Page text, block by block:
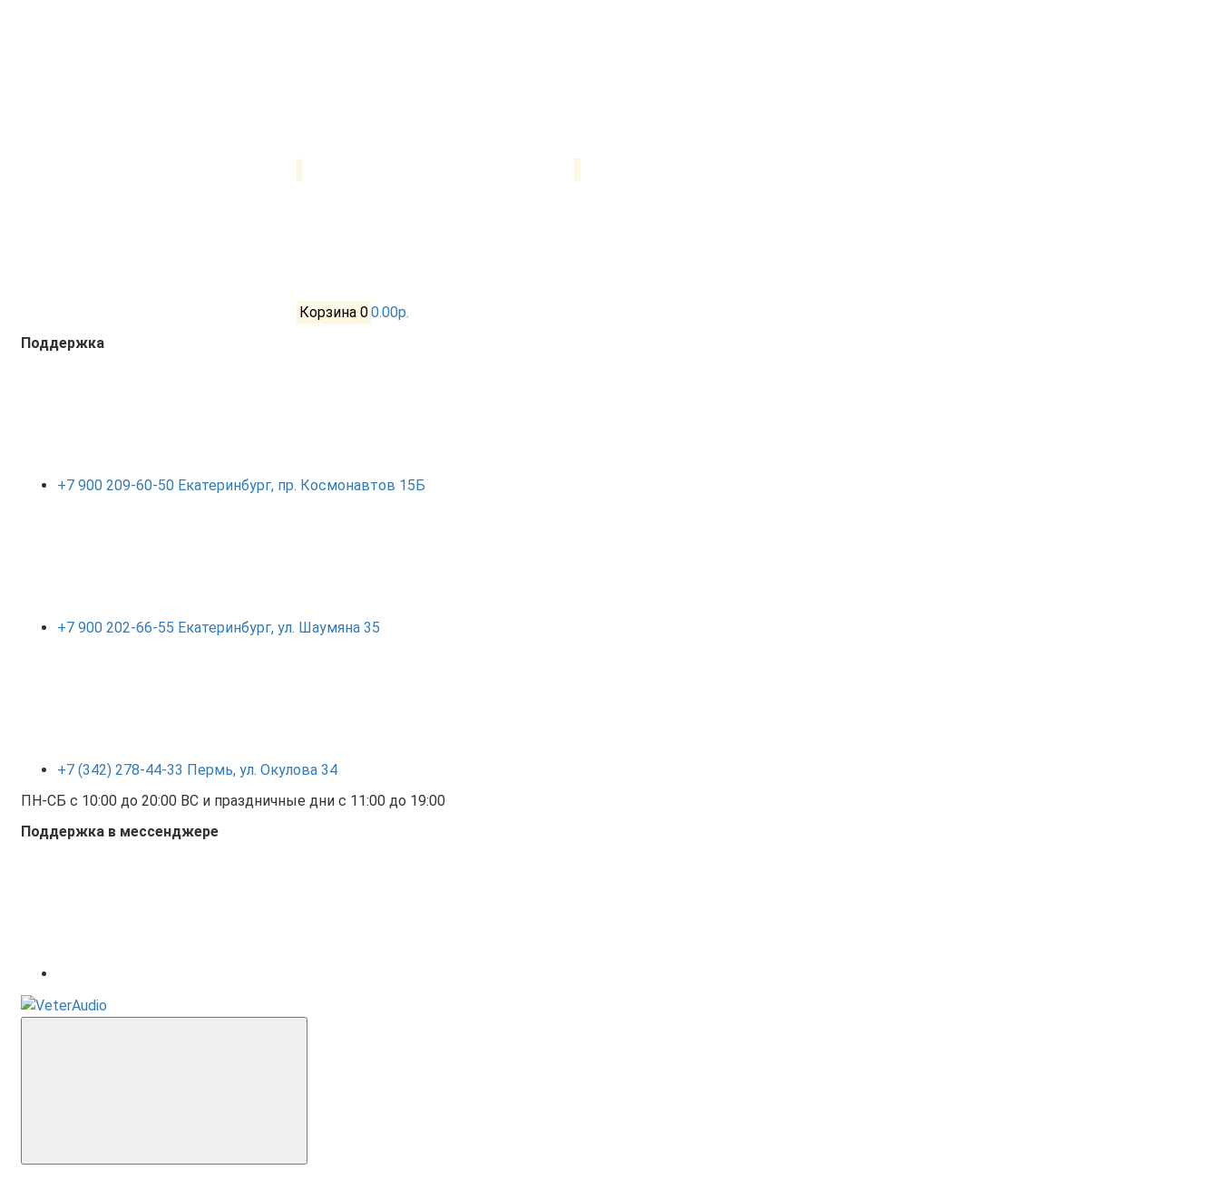
Корзина 00.00р.
Поддержка
+7 900 209-60-50 Екатеринбург, пр. Космонавтов 15Б
+7 900 202-66-55 Екатеринбург, ул. Шаумяна 35
+7 (342) 278-44-33 Пермь, ул. Окулова 34
ПН-СБ с 10:00 до 20:00 ВС и праздничные дни с 11:00 до 19:00
Поддержка в мессенджере